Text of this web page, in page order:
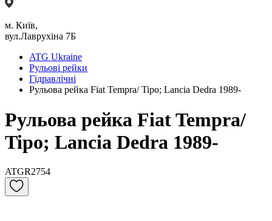
м. Київ,
вул.Лаврухіна 7Б
ATG Ukraine
Рульові рейки
Гідравлічні
Рульова рейка Fiat Tempra/ Tipo; Lancia Dedra 1989-
Рульова рейка Fiat Tempra/
Tipo; Lancia Dedra 1989-
ATGR2754